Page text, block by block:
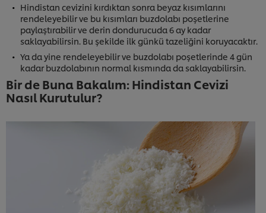
Hindistan cevizini kırdıktan sonra beyaz kısımlarını
rendeleyebilir ve bu kısımları buzdolabı poşetlerine
paylaştırabilir ve derin dondurucuda 6 ay kadar
saklayabilirsin. Bu şekilde ilk günkü tazeliğini koruyacaktır.
Ya da yine rendeleyebilir ve buzdolabı poşetlerinde 4 gün
kadar buzdolabının normal kısmında da saklayabilirsin.
Bir de Buna Bakalım: Hindistan Cevizi
Nasıl Kurutulur?